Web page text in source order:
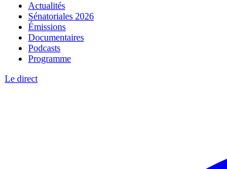
Actualités
Sénatoriales 2026
Émissions
Documentaires
Podcasts
Programme
Le direct